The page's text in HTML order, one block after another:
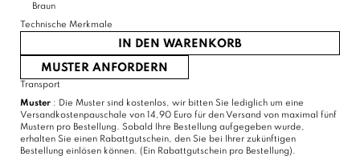
Braun
Technische Merkmale
IN DEN WARENKORB
MUSTER ANFORDERN
Transport
Muster : Die Muster sind kostenlos, wir bitten Sie lediglich um eine
Versandkostenpauschale von 14,90 Euro für den Versand von maximal fünf
Mustern pro Bestellung. Sobald Ihre Bestellung aufgegeben wurde,
erhalten Sie einen Rabattgutschein, den Sie bei Ihrer zukünftigen
Bestellung einlösen können. (Ein Rabattgutschein pro Bestellung).